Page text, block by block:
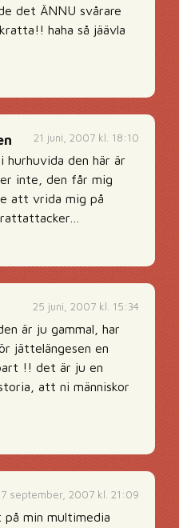
det ÄNNU svårare
haha så jäävla
21 juni, 2007 kl. 18:10
hurhuvida den här är
inte, den får mig
att vrida mig på
25 juni, 2007 kl. 15:34
är ju gammal, har
jättelängesen en
!! det är ju en
att ni människor
september, 2007 kl. 21:09
på min multimedia